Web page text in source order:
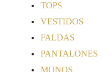
TOPS
VESTIDOS
FALDAS
PANTALONES
MONOS